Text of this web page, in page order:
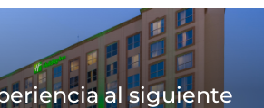
al siguiente